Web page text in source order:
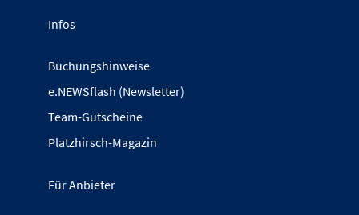
Infos
Buchungshinweise
e.NEWSflash (Newsletter)
Team-Gutscheine
Platzhirsch-Magazin
Für Anbieter